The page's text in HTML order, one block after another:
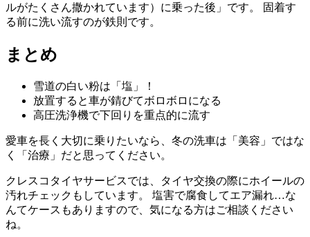
ルがたくさん撒かれています）に乗った後」です。 固着す
る前に洗い流すのが鉄則です。
まとめ
雪道の白い粉は「塩」！
放置すると車が錆びてボロボロになる
高圧洗浄機で下回りを重点的に流す
愛車を長く大切に乗りたいなら、冬の洗車は「美容」ではな
く「治療」だと思ってください。
クレスコタイヤサービスでは、タイヤ交換の際にホイールの
汚れチェックもしています。 塩害で腐食してエア漏れ…な
んてケースもありますので、気になる方はご相談ください
ね。